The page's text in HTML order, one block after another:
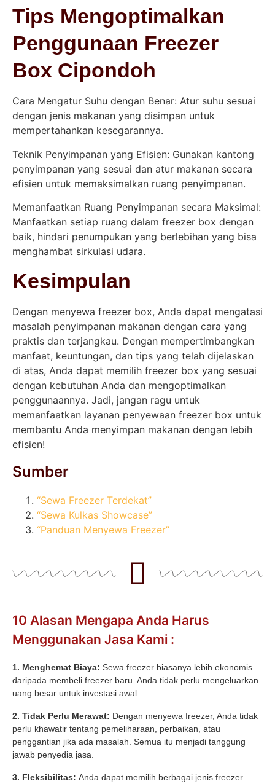
Tips Mengoptimalkan
Penggunaan Freezer
Box Cipondoh
Cara Mengatur Suhu dengan Benar: Atur suhu sesuai
dengan jenis makanan yang disimpan untuk
mempertahankan kesegarannya.
Teknik Penyimpanan yang Efisien: Gunakan kantong
penyimpanan yang sesuai dan atur makanan secara
efisien untuk memaksimalkan ruang penyimpanan.
Memanfaatkan Ruang Penyimpanan secara Maksimal:
Manfaatkan setiap ruang dalam freezer box dengan
baik, hindari penumpukan yang berlebihan yang bisa
menghambat sirkulasi udara.
Kesimpulan
Dengan menyewa freezer box, Anda dapat mengatasi
masalah penyimpanan makanan dengan cara yang
praktis dan terjangkau. Dengan mempertimbangkan
manfaat, keuntungan, dan tips yang telah dijelaskan
di atas, Anda dapat memilih freezer box yang sesuai
dengan kebutuhan Anda dan mengoptimalkan
penggunaannya. Jadi, jangan ragu untuk
memanfaatkan layanan penyewaan freezer box untuk
membantu Anda menyimpan makanan dengan lebih
efisien!
Sumber
“Sewa Freezer Terdekat”
“Sewa Kulkas Showcase”
“Panduan Menyewa Freezer”
10 Alasan Mengapa Anda Harus
Menggunakan Jasa Kami :
1. Menghemat Biaya: Sewa freezer biasanya lebih ekonomis
daripada membeli freezer baru. Anda tidak perlu mengeluarkan
uang besar untuk investasi awal.
2. Tidak Perlu Merawat: Dengan menyewa freezer, Anda tidak
perlu khawatir tentang pemeliharaan, perbaikan, atau
penggantian jika ada masalah. Semua itu menjadi tanggung
jawab penyedia jasa.
3. Fleksibilitas: Anda dapat memilih berbagai jenis freezer